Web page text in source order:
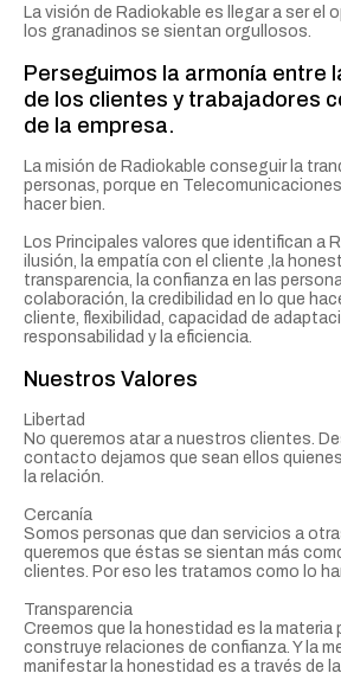
La visión de Radiokable es llegar a ser el
los granadinos se sientan orgullosos.
Perseguimos la armonía entre
de los clientes y trabajadores
de la empresa.
La misión de Radiokable conseguir la
personas, porque en
hacer bien.
Los Principales valores que identifican a
ilusión, la empatía con el cliente ,la
transparencia, la confianza en las
colaboración, la credibilidad en lo que
cliente, flexibilidad, capacidad de
responsabilidad y la eficiencia.
Nuestros Valores
Libertad
No queremos atar a nuestros clientes.
contacto dejamos que sean ellos
la relación.
Cercanía
Somos personas que dan servicios a
queremos que éstas se sientan más
clientes. Por eso les tratamos como lo
Transparencia
Creemos que la honestidad es la materia
construye relaciones de confianza. Y la
manifestar la honestidad es a través de